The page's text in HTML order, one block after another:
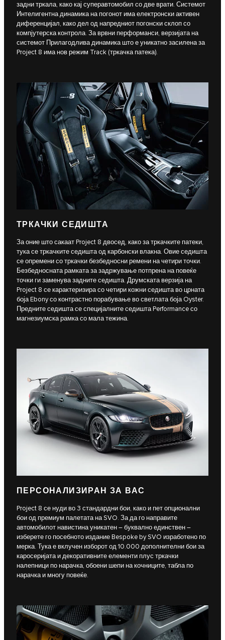
задни тркала, како кај суперавтомобил со две врати. Системот
Интелигентна динамика на погонот има електронски активен
диференцијал, како дел од напредниот погонски склоп со
компјутерска контрола. За врвни перформанси, верзијата на
системот Прилагодлива динамика што е уникатно засилена за
Project 8 има нов режим Track (тркачка патека).
ТРКАЧКИ СЕДИШТА
За оние што сакаат Project 8 двосед, како за тркачките патеки,
тука се тркачките седишта од карбонски влакна. Овие седишта
се опремени со тркачки безбедносни ремени на четири точки.
Безбедносната рамката за задржување потпрена на повеќе
точки ги заменува задните седишта. Друмската верзија на
Project 8 се карактеризира со четири кожни седишта во црната
боја Ebony со контрастно порабување во светлата боја Oyster.
Предните седишта се специјалните седишта Performance со
магнезиумска рамка со мала тежина.
ПЕРСОНАЛИЗИРАН ЗА ВАС
Project 8 се нуди во 3 стандардни бои, како и пет опционални
бои од премиум палетата на SVO. За да го направите
автомобилот навистина уникатен – буквално единствен –
изберете го посебното издание Bespoke by SVO изработено по
мерка. Тука е вклучен изборот од 10.000 дополнителни бои за
каросеријата и декоративните елементи плус тркачки
налепници по нарачка, обоени шепи на кочниците, табла по
нарачка и многу повеќе.